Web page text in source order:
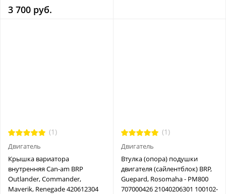
3 700 руб.
(1)
Двигатель
Крышка вариатора
внутренняя Can-am BRP
Outlander, Commander,
Maverik, Renegade 420612304
(1)
Двигатель
Втулка (опора) подушки
двигателя (сайлентблок) BRP,
Guepard, Rosomaha - РМ800
707000426 21040206301 100102-